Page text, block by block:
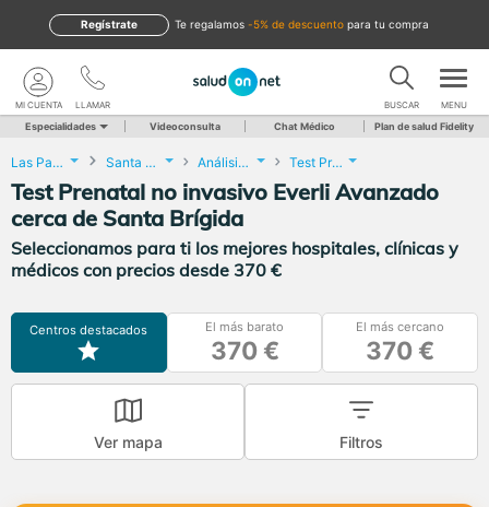
te regalamos -5% de descuento para tu compra
Regístrate
LLAMAR
MI CUENTA BUSCAR MENU
Especialidades Videoconsulta Chat Médico Plan de salud Fidelity
Las Palmas Santa Brígida Análisis Clínicos Test Prenatal no invasivo Everli Avanzado
Test Prenatal no invasivo Everli Avanzado
cerca de Santa Brígida
Seleccionamos para ti los mejores hospitales, clínicas y
médicos con precios desde 370 €
Centros destacados El más barato
370 €
El más cercano
370 €
Ver mapa Filtros